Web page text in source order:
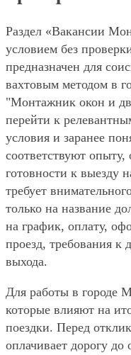
Раздел «Вакансии
условием без
предназначен для
вахтовым методом в
"Монтажник окон и
перейти к
условия и заранее
соответствуют
готовности к выезду
требует
только на название
на график, оплату,
проезд, требования к
выхода.
Для работы в городе
которые влияют на
поездки. Перед
оплачивает дорогу